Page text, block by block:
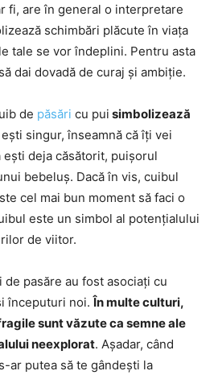
fi, are în general o interpretare
schimbări plăcute în viața
tale se vor îndeplini. Pentru asta
dai dovadă de curaj și ambiție.
de păsări cu pui simbolizează
ești singur, înseamnă că îți vei
deja căsătorit, puișorul
bebeluș. Dacă în vis, cuibul
cel mai bun moment să faci o
este un simbol al potențialului
de viitor.
pasăre au fost asociați cu
începuturi noi.În multe culturi,
sunt văzute ca semne ale
neexplorat. Așadar, când
ar putea să te gândești la